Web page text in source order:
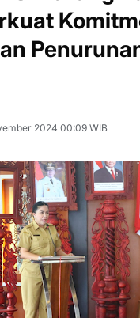
2024 00:09 WIB